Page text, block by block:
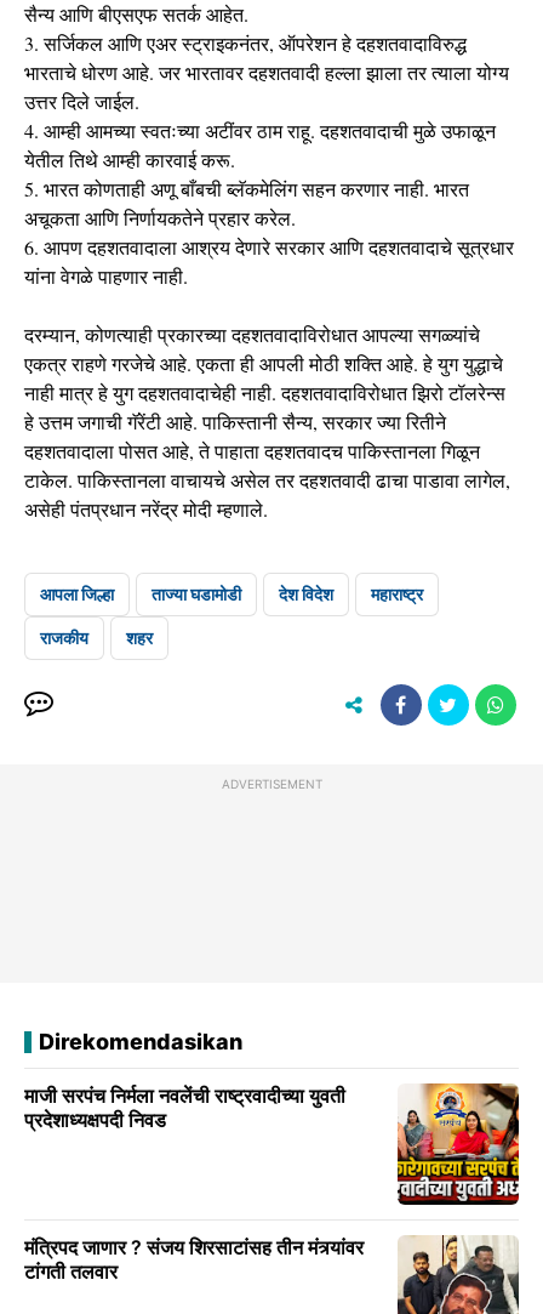
सैन्य आणि बीएसएफ सतर्क आहेत.
3. सर्जिकल आणि एअर स्ट्राइकनंतर, ऑपरेशन हे दहशतवादाविरुद्ध
भारताचे धोरण आहे. जर भारतावर दहशतवादी हल्ला झाला तर त्याला योग्य
उत्तर दिले जाईल.
4. आम्ही आमच्या स्वतःच्या अटींवर ठाम राहू. दहशतवादाची मुळे उफाळून
येतील तिथे आम्ही कारवाई करू.
5. भारत कोणताही अणू बाँबची ब्लॅकमेलिंग सहन करणार नाही. भारत
अचूकता आणि निर्णायकतेने प्रहार करेल.
6. आपण दहशतवादाला आश्रय देणारे सरकार आणि दहशतवादाचे सूत्रधार
यांना वेगळे पाहणार नाही.
दरम्यान, कोणत्याही प्रकारच्या दहशतवादाविरोधात आपल्या सगळ्यांचे
एकत्र राहणे गरजेचे आहे. एकता ही आपली मोठी शक्ति आहे. हे युग युद्धाचे
नाही मात्र हे युग दहशतवादाचेही नाही. दहशतवादाविरोधात झिरो टॉलरेन्स
हे उत्तम जगाची गॅरेंटी आहे. पाकिस्तानी सैन्य, सरकार ज्या रितीने
दहशतवादाला पोसत आहे, ते पाहाता दहशतवादच पाकिस्तानला गिळून
टाकेल. पाकिस्तानला वाचायचे असेल तर दहशतवादी ढाचा पाडावा लागेल,
असेही पंतप्रधान नरेंद्र मोदी म्हणाले.
आपला जिल्हा ताज्या घडामोडी देश विदेश महाराष्ट्र
राजकीय शहर
ADVERTISEMENT
Direkomendasikan
माजी सरपंच निर्मला नवलेंची राष्ट्रवादीच्या युवती
प्रदेशाध्यक्षपदी निवड
मंत्रिपद जाणार ? संजय शिरसाटांसह तीन मंत्र्यांवर
टांगती तलवार